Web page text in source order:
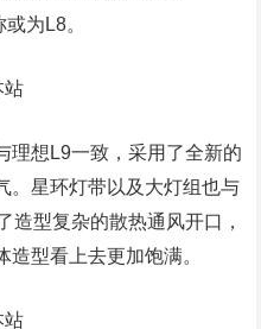
为L8。
理想L9一致，采用了全新的
。星环灯带以及大灯组也与
造型复杂的散热通风开口，
型看上去更加饱满。